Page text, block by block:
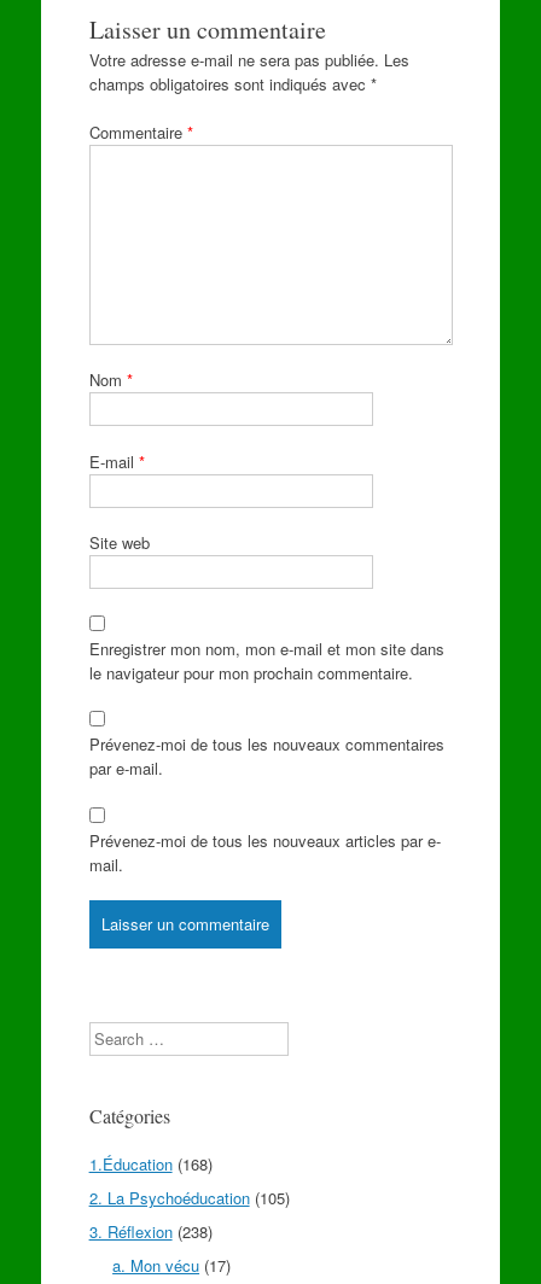
Laisser un commentaire
Votre adresse e-mail ne sera pas publiée. Les
champs obligatoires sont indiqués avec *
Commentaire *
Nom *
E-mail *
Site web
Enregistrer mon nom, mon e-mail et mon site dans
le navigateur pour mon prochain commentaire.
Prévenez-moi de tous les nouveaux commentaires
par e-mail.
Prévenez-moi de tous les nouveaux articles par e-
mail.
Search
Catégories
1.Éducation(168)
2. La Psychoéducation(105)
3. Réflexion(238)
a. Mon vécu (17)